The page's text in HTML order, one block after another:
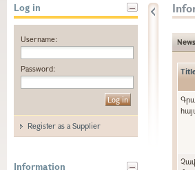
Log in
Username:
Password:
Register as a Supplier
Information
News